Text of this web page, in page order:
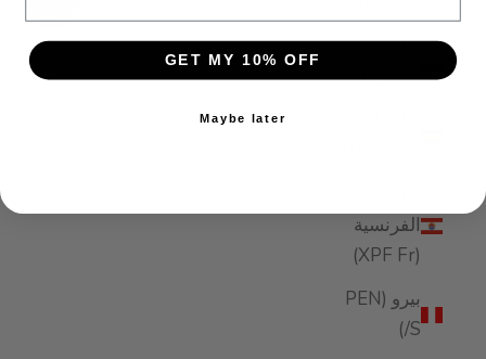
بولندا
(PLN zł)
الفرنسية
(XPF Fr)
بيرو (PEN
S/)
GET MY 10% OFF
Maybe later